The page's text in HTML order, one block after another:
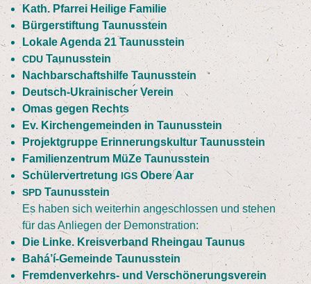
Kath. Pfar­rei Hei­li­ge Familie
Bür­ger­stif­tung Taunusstein
Loka­le Agen­da21 Taunusstein
CDU Tau­nus­stein
Nach­bar­schafts­hil­fe Taunusstein
Deutsch-Ukrai­ni­scher Verein
Omas gegen Rechts
Ev. Kir­chen­ge­mein­den in Taunusstein
Pro­jekt­grup­pe Erin­ne­rungs­kul­tur Taunusstein
Fami­li­en­zen­trum MüZe Taunusstein
Schü­ler­ver­tre­tungIGSObe­re Aar
SPD Tau­nus­stein
Es haben sich wei­ter­hin ange­schlos­sen und ste­hen
für das Anlie­gen der Demonstration:
Die Lin­ke. Kreis­ver­band Rhein­gau Taunus
Bahá­’í‑Gemein­de Taunusstein
Fre­m­­den­­ver­­kehrs- und Ver­schö­ne­rungs­ver­ein